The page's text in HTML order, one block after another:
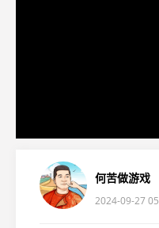
何苦做游戏
2024-09-27